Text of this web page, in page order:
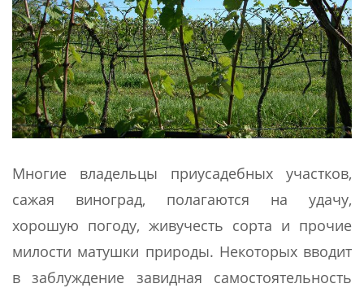
Многие владельцы приусадебных участков,
сажая виноград, полагаются на удачу,
хорошую погоду, живучесть сорта и прочие
милости матушки природы. Некоторых вводит
в заблуждение завидная самостоятельность